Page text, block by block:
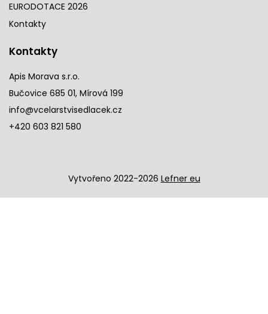
EURODOTACE 2026
Kontakty
Kontakty
Apis Morava s.r.o.
Bučovice 685 01, Mírová 199
info@vcelarstvisedlacek.cz
+420 603 821 580
Vytvořeno 2022-2026 Lefner eu